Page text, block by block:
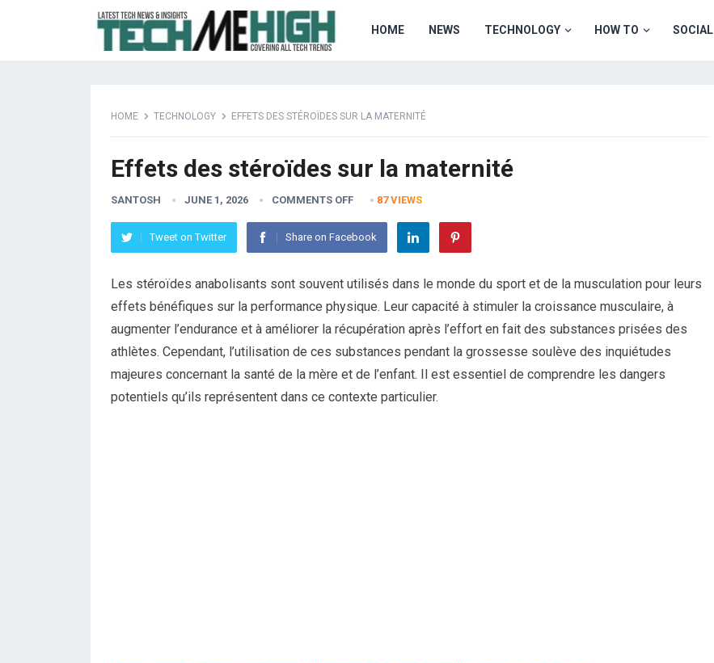
HOME NEWS TECHNOLOGY HOW TO SOCIAL
HOME TECHNOLOGY EFFETS DES STÉROÏDES SUR LA MATERNITÉ
Effets des stéroïdes sur la maternité
SANTOSH JUNE 1, 2026 COMMENTS OFF 87VIEWS
Tweet on Twitter Share on Facebook
Les stéroïdes anabolisants sont souvent utilisés dans le monde du sport et de la musculation pour leurs
effets bénéfiques sur la performance physique. Leur capacité à stimuler la croissance musculaire, à
augmenter l’endurance et à améliorer la récupération après l’effort en fait des substances prisées des
athlètes. Cependant, l’utilisation de ces substances pendant la grossesse soulève des inquiétudes
majeures concernant la santé de la mère et de l’enfant. Il est essentiel de comprendre les dangers
potentiels qu’ils représentent dans ce contexte particulier.